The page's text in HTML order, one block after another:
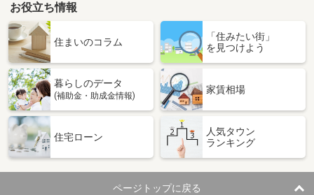
お役立ち情報
住まいのコラム
「住みたい街」
を見つけよう
暮らしのデータ
(補助金・助成金情報)
家賃相場
住宅ローン
人気タウン
ランキング
ページトップに戻る